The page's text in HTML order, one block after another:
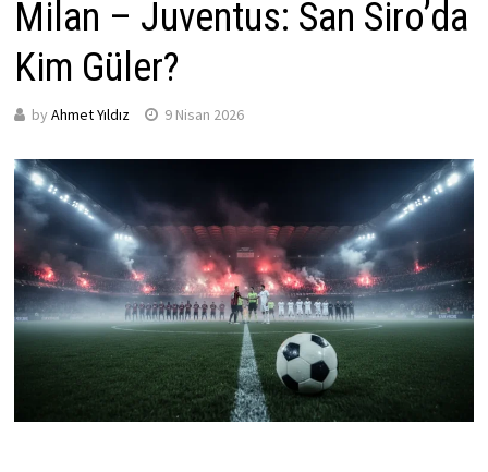
Milan – Juventus: San Siro’da
Kim Güler?
by Ahmet Yıldız 9 Nisan 2026